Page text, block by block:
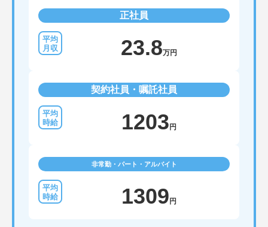
正社員
23.8万円
契約社員・嘱託社員
1203 円
非常勤・パート・アルバイト
1309 円